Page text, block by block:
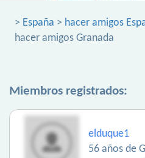
> España > hacer amigos
hacer amigos Granada
Miembros registrados:
elduque1
56 años de